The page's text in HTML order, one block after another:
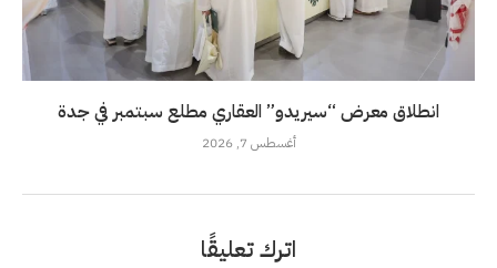
انطلاق معرض “سيريدو” العقاري مطلع سبتمبر في جدة
أغسطس 7, 2026
اترك تعليقًا